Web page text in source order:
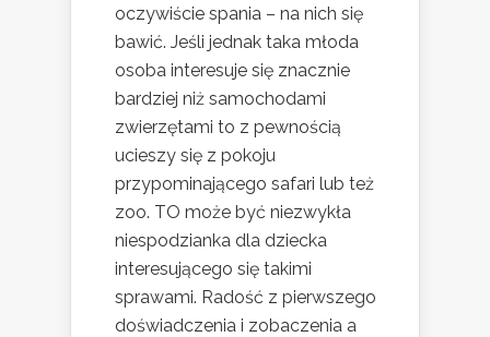
oczywiście spania – na nich się
bawić. Jeśli jednak taka młoda
osoba interesuje się znacznie
bardziej niż samochodami
zwierzętami to z pewnością
ucieszy się z pokoju
przypominającego safari lub też
zoo. TO może być niezwykła
niespodzianka dla dziecka
interesującego się takimi
sprawami. Radość z pierwszego
doświadczenia i zobaczenia a